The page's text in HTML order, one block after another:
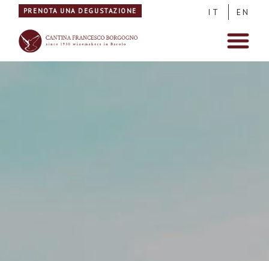
PRENOTA UNA DEGUSTAZIONE IT EN